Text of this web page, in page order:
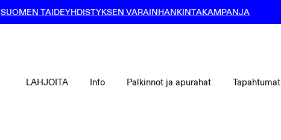
SUOMEN TAIDEYHDISTYKSEN VARAINHANKINTAKAMPANJA
LAHJOITA Info Palkinnot ja apurahat Tapahtumat